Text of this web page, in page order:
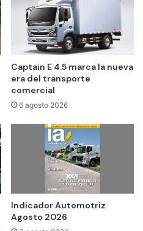
Captain E 4.5 marca la nueva
era del transporte
comercial
6 agosto 2026
Indicador Automotriz
Agosto 2026